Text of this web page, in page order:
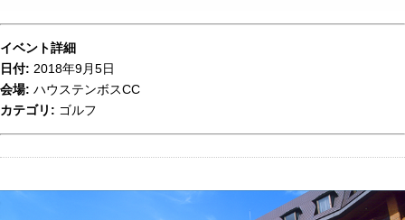
イベント詳細
日付: 2018年9月5日
会場: ハウステンボスCC
カテゴリ: ゴルフ